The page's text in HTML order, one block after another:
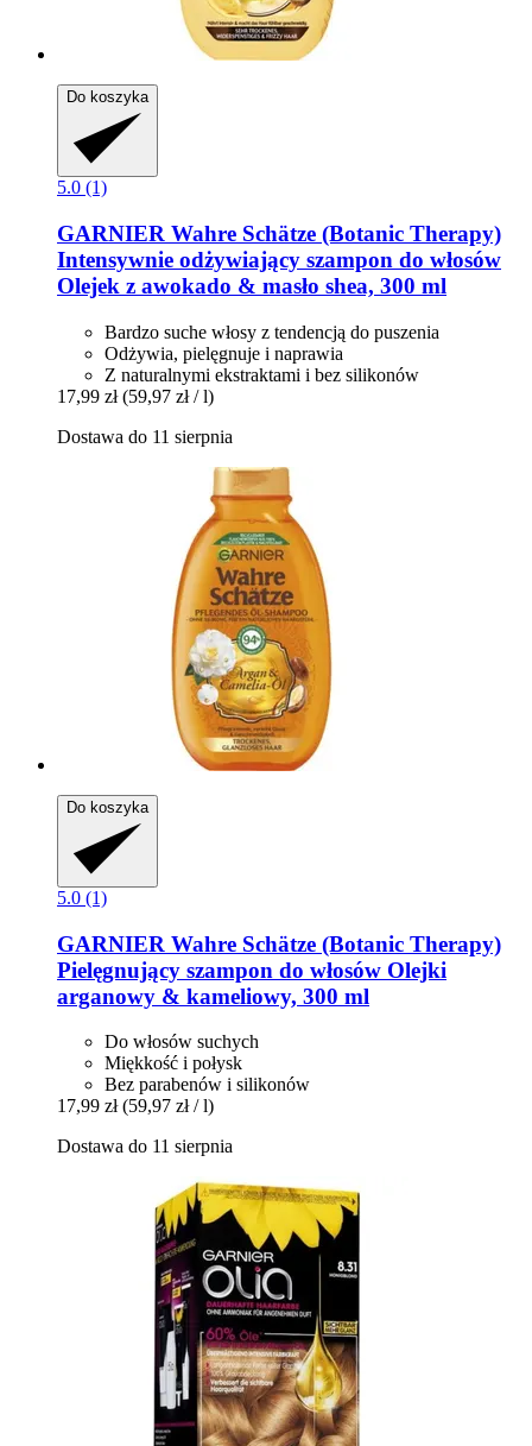
Do koszyka
5.0 (1)
GARNIER Wahre Schätze (Botanic Therapy)
Intensywnie odżywiający szampon do włosów
Olejek z awokado & masło shea, 300 ml
Bardzo suche włosy z tendencją do puszenia
Odżywia, pielęgnuje i naprawia
Z naturalnymi ekstraktami i bez silikonów
17,99 zł (59,97 zł / l)
Dostawa do 11 sierpnia
Do koszyka
5.0 (1)
GARNIER Wahre Schätze (Botanic Therapy)
Pielęgnujący szampon do włosów Olejki
arganowy & kameliowy, 300 ml
Do włosów suchych
Miękkość i połysk
Bez parabenów i silikonów
17,99 zł (59,97 zł / l)
Dostawa do 11 sierpnia